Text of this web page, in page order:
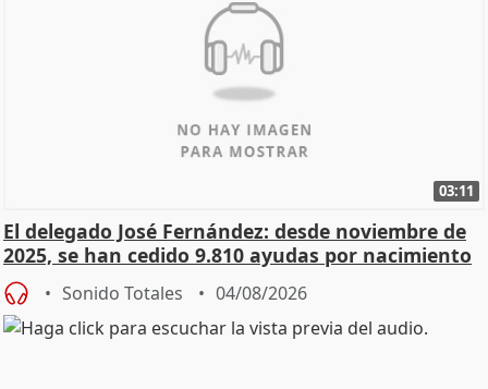
03:11
El delegado José Fernández: desde noviembre de
2025, se han cedido 9.810 ayudas por nacimiento
Sonido Totales 04/08/2026